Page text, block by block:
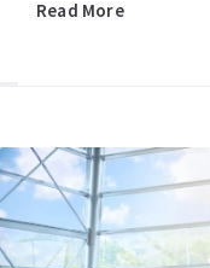
Read More